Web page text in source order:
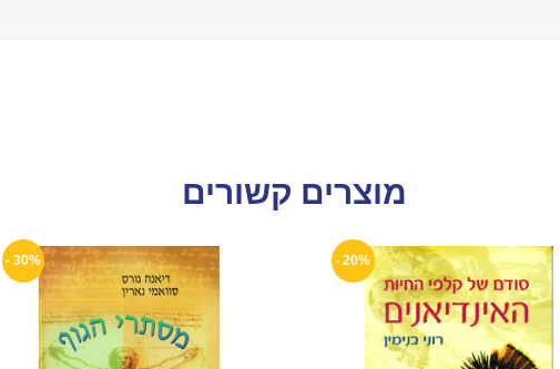
מוצרים קשורים
20% -
30% -